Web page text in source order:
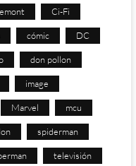
Ci-Fi
cómic DC
don pollon
image
Marvel mcu
spiderman
televisión